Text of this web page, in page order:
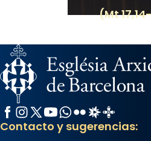
(Mt
Facebook
Instagram
X / Twitter
YouTube
WhatsApp
FlickrRadio Estel
Contacto y sugerencias: